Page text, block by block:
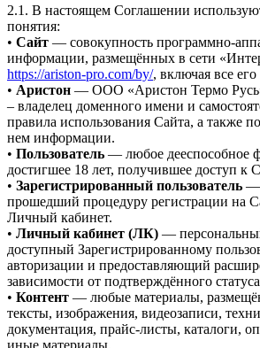
2.1. В настоящем Соглашении
понятия:
• Сайт — совокупность программно-
информации, размещённых в сети
https://ariston-pro.com/by/, включая все
• Аристон — ООО «Аристон Термо
– владелец доменного имени и
правила использования Сайта, а также
нем информации.
• Пользователь — любое дееспособное
достигшее 18 лет, получившее доступ к
• Зарегистрированный пользователь —
прошедший процедуру регистрации на
Личный кабинет.
• Личный кабинет (ЛК) —
доступный Зарегистрированному
авторизации и предоставляющий
зависимости от подтверждённого
• Контент — любые материалы,
тексты, изображения, видеозаписи,
документация, прайс-листы, каталоги,
иные материалы.